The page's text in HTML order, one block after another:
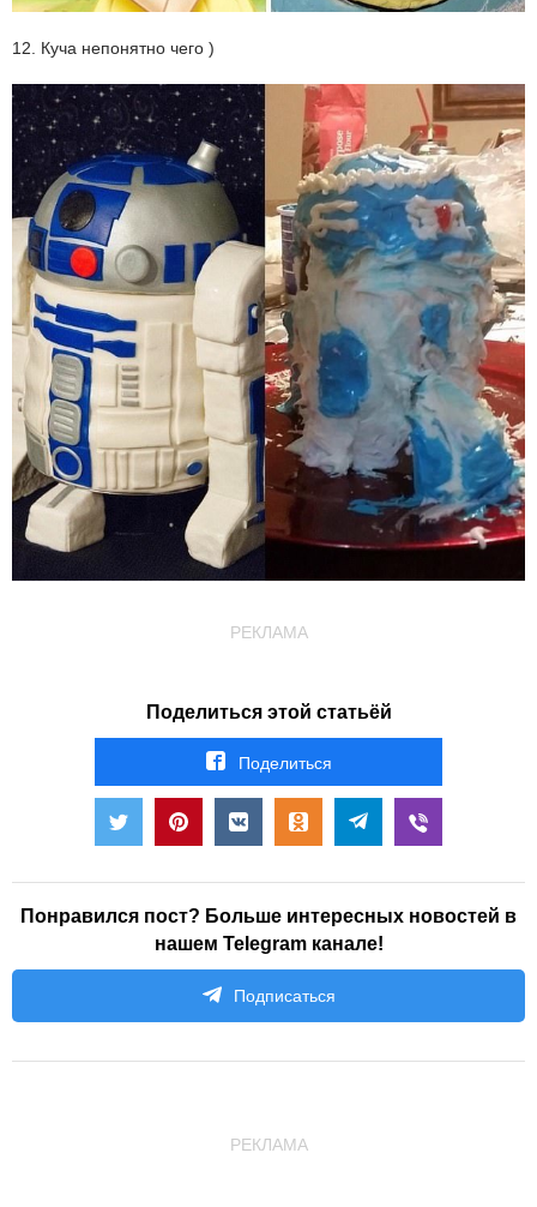
12. Куча непонятно чего )
РЕКЛАМА
Поделиться этой статьёй
Поделиться
Понравился пост? Больше интересных новостей в
нашем Telegram канале!
Подписаться
РЕКЛАМА